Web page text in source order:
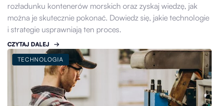
rozładunku kontenerów morskich oraz zyskaj wiedzę, jak
można je skutecznie pokonać. Dowiedz się, jakie technologie
i strategie usprawniają ten proces.
CZYTAJ DALEJ
TECHNOLOGIA